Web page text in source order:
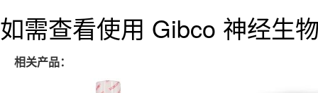
如需查看使用 Gibco 神经生
相关产品：